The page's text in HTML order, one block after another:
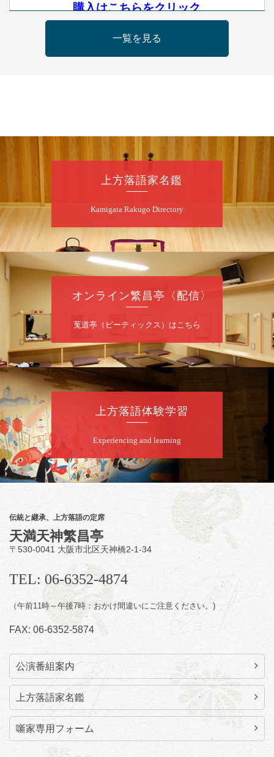
購入はこちらをクリック
昼
日（火）
★菟道亭配信あり
夜
桂あおば／笑福亭笑有／例えば炎
開演：午後6時30分（6時開場）全席指定
前売2,000円 当日2,500円
100（10:00～19:00受付）
昼
8月 日（水）
昼席：番組案内
桂九寿玉／桂弥太郎／桂かい枝※／けんたと
ももえ（音曲漫才）※／笑福亭三喬／桂米二
（ジャグリング）／笑福亭松枝（※…配信は
ございません）
★菟道亭配信あり
8月12日（水）
お笑い怪談噺の夕べ vol.20 ～ホンモノ
の幽霊も出まぁーす！～
笑福亭たま／林家染雀 ／桂米左～仲入～旭堂
南鱗／笑福亭福笑
開演：午後6時30分（6時開場）全席指定
前売3,000円 当日3,500円
お問合せ：福笑エンタープライズ
0798-23-
7160
★莵道亭配信あり
一覧を見る
上方落語家名鑑
Kamigata Rakugo Directory
オンライン繁昌亭〈配信〉
莵道亭（ピーティックス）はこちら
上方落語体験学習
Experiencing and learning
伝統と継承、上方落語の定席
天満天神繁昌亭
〒530-0041 大阪市北区天神橋2-1-34
TEL: 06-6352-4874
（午前11時～午後7時：おかけ間違いにご注意ください。)
FAX: 06-6352-5874
公演番組案内
上方落語家名鑑
噺家専用フォーム